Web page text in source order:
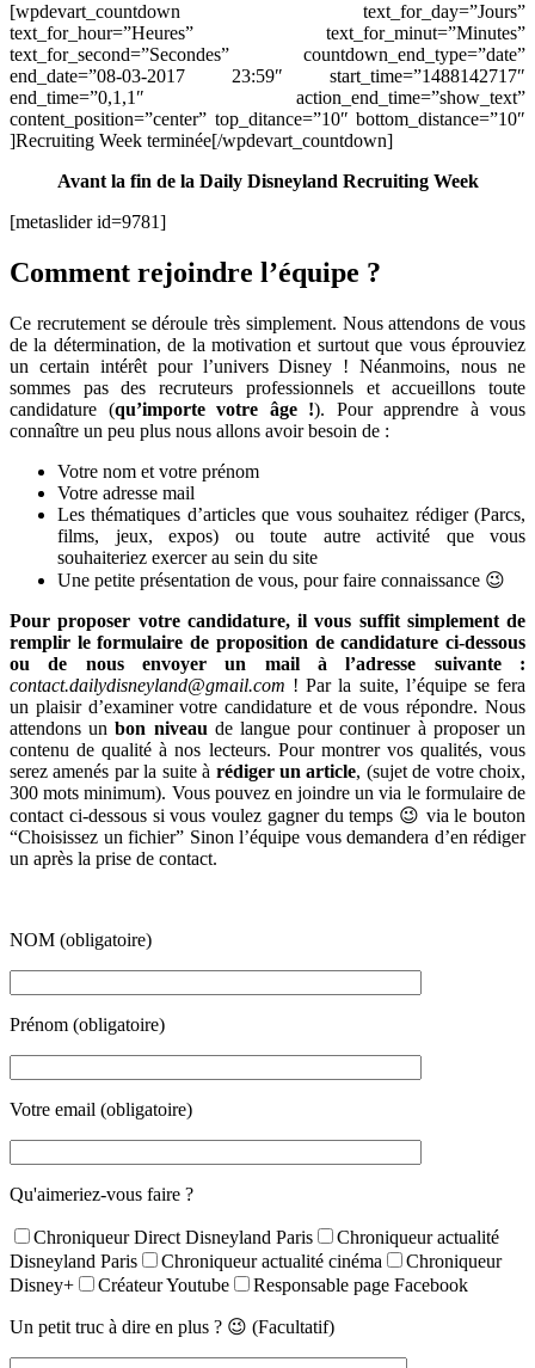
[wpdevart_countdown text_for_day=”Jours”
text_for_hour=”Heures” text_for_minut=”Minutes”
text_for_second=”Secondes” countdown_end_type=”date”
end_date=”08-03-2017 23:59″ start_time=”1488142717″
end_time=”0,1,1″ action_end_time=”show_text”
content_position=”center” top_ditance=”10″ bottom_distance=”10″
]Recruiting Week terminée[/wpdevart_countdown]
Avant la fin de la Daily Disneyland Recruiting Week
[metaslider id=9781]
Comment rejoindre l’équipe ?
Ce recrutement se déroule très simplement. Nous attendons de vous
de la détermination, de la motivation et surtout que vous éprouviez
un certain intérêt pour l’univers Disney ! Néanmoins, nous ne
sommes pas des recruteurs professionnels et accueillons toute
candidature (qu’importe votre âge !). Pour apprendre à vous
connaître un peu plus nous allons avoir besoin de :
Votre nom et votre prénom
Votre adresse mail
Les thématiques d’articles que vous souhaitez rédiger (Parcs,
films, jeux, expos) ou toute autre activité que vous
souhaiteriez exercer au sein du site
Une petite présentation de vous, pour faire connaissance 😉
Pour proposer votre candidature, il vous suffit simplement de
remplir le formulaire de proposition de candidature ci-dessous
ou de nous envoyer un mail à l’adresse suivante :
contact.dailydisneyland@gmail.com ! Par la suite, l’équipe se fera
un plaisir d’examiner votre candidature et de vous répondre. Nous
attendons unbon niveau de langue pour continuer à proposer un
contenu de qualité à nos lecteurs. Pour montrer vos qualités, vous
serez amenés par la suite à rédiger un article, (sujet de votre choix,
300 mots minimum). Vous pouvez en joindre un via le formulaire de
contact ci-dessous si vous voulez gagner du temps 😉 via le bouton
“Choisissez un fichier” Sinon l’équipe vous demandera d’en rédiger
un après la prise de contact.
NOM (obligatoire)
Prénom (obligatoire)
Votre email (obligatoire)
Qu'aimeriez-vous faire ?
Chroniqueur Direct Disneyland Paris
Chroniqueur actualité
Disneyland Paris
Chroniqueur actualité cinéma
Chroniqueur
Disney+
Créateur Youtube Responsable page Facebook
Un petit truc à dire en plus ? 😉 (Facultatif)